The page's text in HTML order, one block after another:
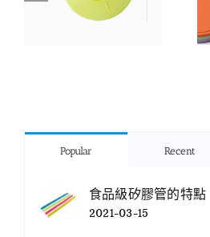
Popular Recent
食品級矽膠管的特點
2021-03-15